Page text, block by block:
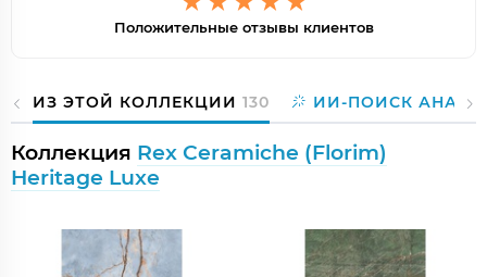
Положительные отзывы клиентов
ИЗ ЭТОЙ КОЛЛЕКЦИИ 130 ИИ-ПОИСК
Коллекция Rex Ceramiche (Florim)
Heritage Luxe